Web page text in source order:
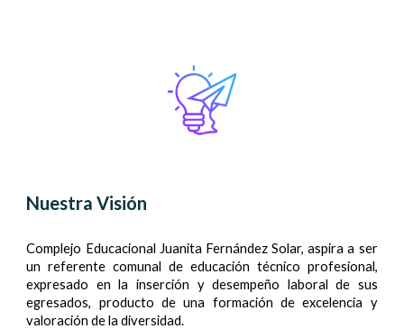
Nuestra Visión​
Complejo Educacional Juanita Fernández Solar, aspira a ser
un referente comunal de educación técnico profesional,
expresado en la inserción y desempeño laboral de sus
egresados, producto de una formación de excelencia y
valoración de la diversidad.​